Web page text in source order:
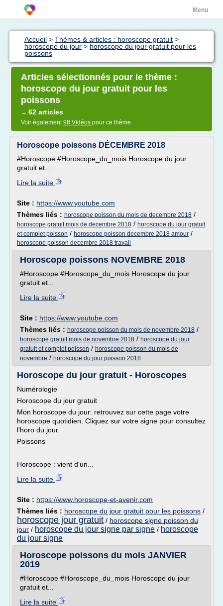
Menu
Accueil > Thèmes & articles : horoscope gratuit >
horoscope du jour > horoscope du jour gratuit pour les
poissons
Articles sélectionnés pour le thème :
horoscope du jour gratuit pour les
poissons
→ 62 articles
Voir également98 Vidéos pour ce thème
Horoscope poissons DÉCEMBRE 2018
#Horoscope #Horoscope_du_mois Horoscope du jour
gratuit et...
Lire la suite
Site : https://www.youtube.com
Thèmes liés : horoscope poisson du mois de decembre 2018 /
horoscope gratuit mois de decembre 2018 / horoscope du jour gratuit
et complet poisson / horoscope poisson decembre 2018 amour /
horoscope poisson decembre 2018 travail
Horoscope poissons NOVEMBRE 2018
#Horoscope #Horoscope_du_mois Horoscope du jour
gratuit et...
Lire la suite
Site : https://www.youtube.com
Thèmes liés : horoscope poisson du mois de novembre 2018 /
horoscope gratuit mois de novembre 2018 / horoscope du jour
gratuit et complet poisson / horoscope poisson du mois de
novembre / horoscope du jour poisson 2018
Horoscope du jour gratuit - Horoscopes
Numérologie
Horoscope du jour gratuit
Mon horoscope du jour: retrouvez sur cette page votre
horoscope quotidien. Cliquez sur votre signe pour consultez
l'horo du jour.
Poissons
Horoscope : vient d'un...
Lire la suite
Site : https://www.horoscope-et-avenir.com
Thèmes liés : horoscope du jour gratuit pour les poissons /
horoscope jour gratuit / horoscope signe poisson du
jour / horoscope du jour signe par signe / horoscope
du jour signe
Horoscope poissons du mois JANVIER
2019
#Horoscope #Horoscope_du_mois Horoscope du jour
gratuit et...
Lire la suite